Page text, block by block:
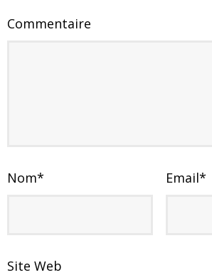
Commentaire
Nom* Email*
Site Web